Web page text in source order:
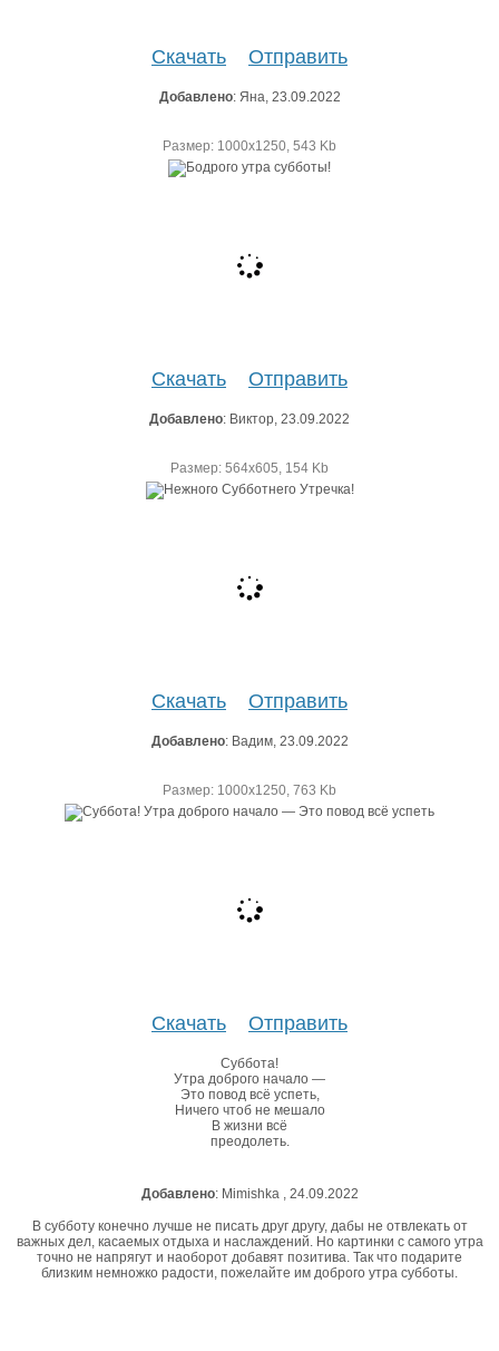
Скачать Отправить
Добавлено: Яна, 23.09.2022
Размер: 1000х1250, 543 Kb
Скачать Отправить
Добавлено: Виктор, 23.09.2022
Размер: 564х605, 154 Kb
Скачать Отправить
Добавлено: Вадим, 23.09.2022
Размер: 1000х1250, 763 Kb
Скачать Отправить
Суббота!
Утра доброго начало —
Это повод всё успеть,
Ничего чтоб не мешало
В жизни всё
преодолеть.
Добавлено: Mimishka , 24.09.2022
В субботу конечно лучше не писать друг другу, дабы не отвлекать от
важных дел, касаемых отдыха и наслаждений. Но картинки с самого утра
точно не напрягут и наоборот добавят позитива. Так что подарите
близким немножко радости, пожелайте им доброго утра субботы.